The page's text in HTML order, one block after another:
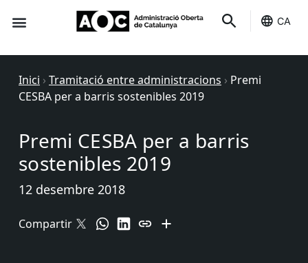
CA
Inici › Tramitació entre administracions › Premi
CESBA per a barris sostenibles 2019
Premi CESBA per a barris
sostenibles 2019
12 desembre 2018
Compartir